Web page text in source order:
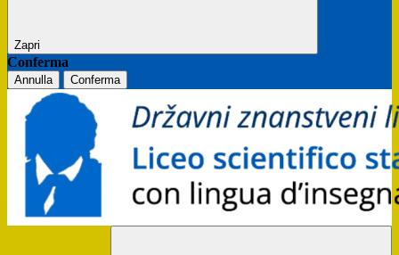
Zapri
Conferma
Annulla Conferma